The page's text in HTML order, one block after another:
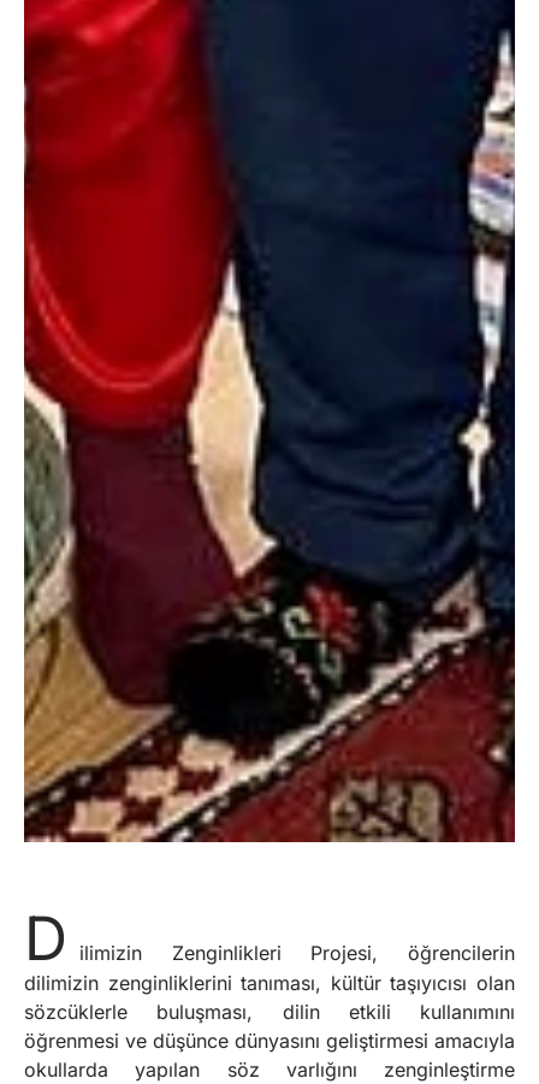
D
ilimizin Zenginlikleri Projesi, öğrencilerin
dilimizin zenginliklerini tanıması, kültür taşıyıcısı olan
sözcüklerle buluşması, dilin etkili kullanımını
öğrenmesi ve düşünce dünyasını geliştirmesi amacıyla
okullarda yapılan söz varlığını zenginleştirme